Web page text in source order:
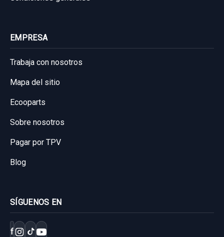
EMPRESA
Trabaja con nosotros
Mapa del sitio
Ecooparts
Sobre nosotros
Pagar por TPV
Blog
SÍGUENOS EN
f